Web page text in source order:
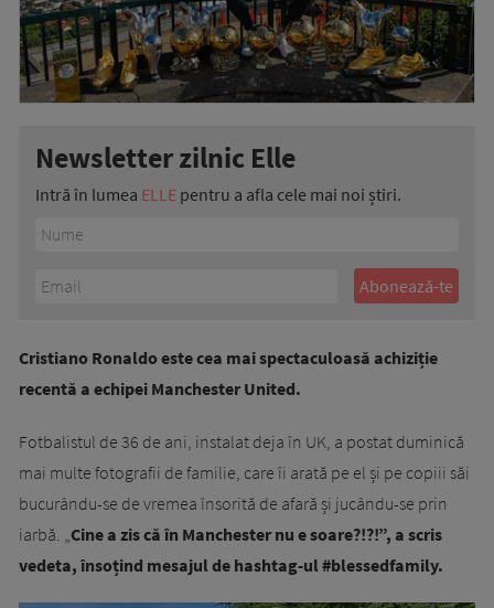
Newsletter zilnic Elle
Intră în lumea ELLE pentru a afla cele mai noi știri.
Cristiano Ronaldo este cea mai spectaculoasă achiziție
recentă a echipei Manchester United.
Fotbalistul de 36 de ani, instalat deja în UK, a postat duminică
mai multe fotografii de familie, care îi arată pe el și pe copiii săi
bucurându-se de vremea însorită de afară și jucându-se prin
iarbă. „Cine a zis că în Manchester nu e soare?!?!”, a scris
vedeta, însoțind mesajul de hashtag-ul #blessedfamily.